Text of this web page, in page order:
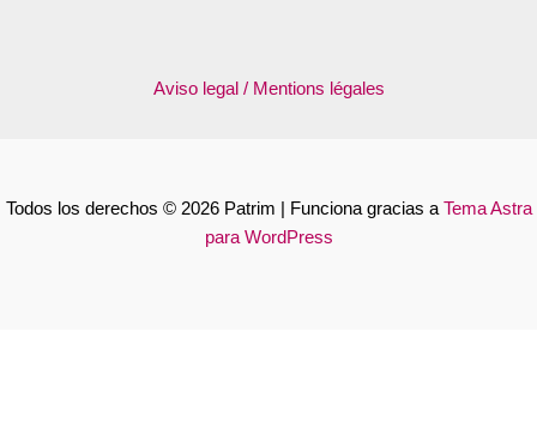
Aviso legal / Mentions légales
Todos los derechos © 2026 Patrim | Funciona gracias a Tema Astra
para WordPress